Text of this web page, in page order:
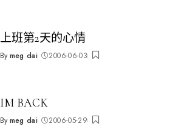
上班第2天的心情
Posted
By meg dai 2006-06-03
IM BACK
Posted
By meg dai 2006-05-29